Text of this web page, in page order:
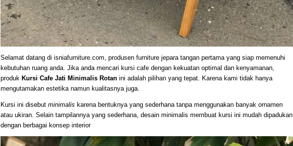
Selamat datang di isniafurniture.com, produsen furniture jepara tangan pertama yang siap memenuhi
kebutuhan ruang anda. Jika anda mencari kursi cafe dengan kekuatan optimal dan kenyamanan,
produk Kursi Cafe Jati Minimalis Rotan ini adalah pilihan yang tepat. Karena kami tidak hanya
mengutamakan estetika namun kualitasnya juga.
Kursi ini disebut minimalis karena bentuknya yang sederhana tanpa menggunakan banyak ornamen
atau ukiran. Selain tampilannya yang sederhana, desain minimalis membuat kursi ini mudah dipadukan
dengan berbagai konsep interior